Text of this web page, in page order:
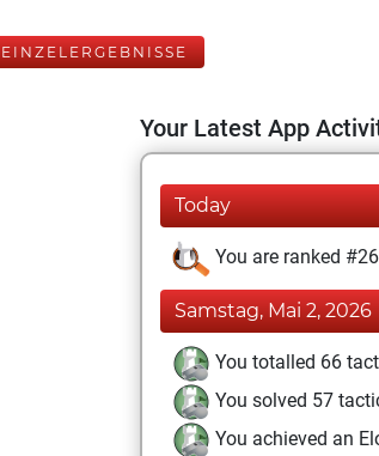
EINZELERGEBNISSE
Your Latest App
Today
You are ranked
Samstag, Mai 2, 2026
You totalled 66
You solved 57
You achieved an